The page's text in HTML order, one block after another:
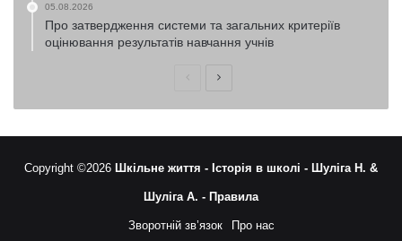
05.08.2026
Про затвердження системи та загальних критеріїв
оцінювання результатів навчання учнів
ПопередняНаступна
Copyright ©2026 Шкільне життя - Історія в школі - Шуліга Н. &
Шуліга А. - Правила
Зворотній зв’язок Про нас